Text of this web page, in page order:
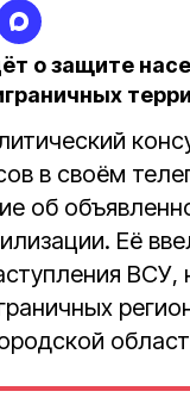
о защите
в своём
об
Её
ВСУ,